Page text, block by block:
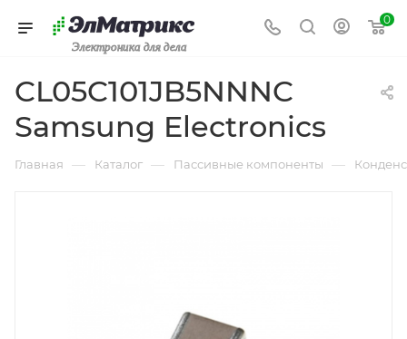
Электроника для дела
0
CL05C101JB5NNNC
Samsung Electronics
Главная — Каталог — Пассивные компоненты —